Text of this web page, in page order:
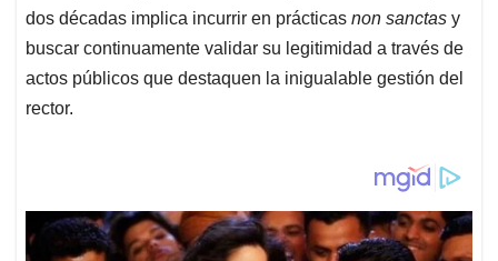
dos décadas implica incurrir en prácticas non sanctas y
buscar continuamente validar su legitimidad a través de
actos públicos que destaquen la inigualable gestión del
rector.